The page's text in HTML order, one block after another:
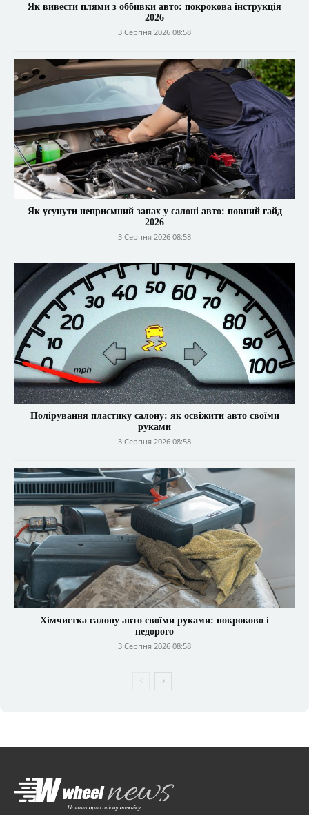
Як вивести плями з оббивки авто: покрокова інструкція
2026
3 Серпня 2026 08:58
Як усунути неприємний запах у салоні авто: повний гайд
2026
3 Серпня 2026 08:58
Полірування пластику салону: як освіжити авто своїми
руками
3 Серпня 2026 08:58
Хімчистка салону авто своїми руками: покроково і
недорого
3 Серпня 2026 08:58